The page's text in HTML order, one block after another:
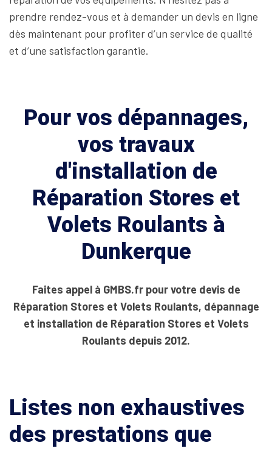
prendre rendez-vous et à demander un devis en ligne
dès maintenant pour profiter d’un service de qualité
et d’une satisfaction garantie.
Pour vos dépannages,
vos travaux
d'installation de
Réparation Stores et
Volets Roulants à
Dunkerque
Faites appel à GMBS.fr pour votre devis de
Réparation Stores et Volets Roulants, dépannage
et installation de Réparation Stores et Volets
Roulants depuis 2012.
Listes non exhaustives
des prestations que